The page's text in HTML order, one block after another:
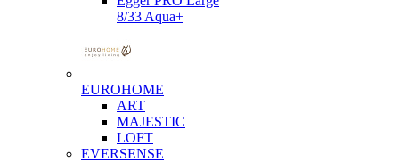
8/33 Aqua+
EUROHOME
ART
MAJESTIC
LOFT
EVERSENSE